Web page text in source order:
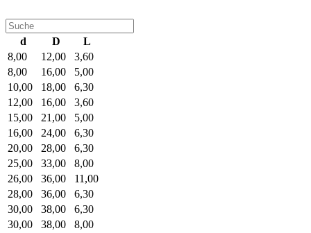
d D
L
8,00
12,00
3,60
8,00
16,00
5,00
10,00
18,00
6,30
12,00
16,00
3,60
15,00
21,00
5,00
16,00
24,00
6,30
20,00
28,00
6,30
25,00
33,00
8,00
26,00
36,00
11,00
28,00
36,00
6,30
30,00
38,00
6,30
30,00
38,00
8,00